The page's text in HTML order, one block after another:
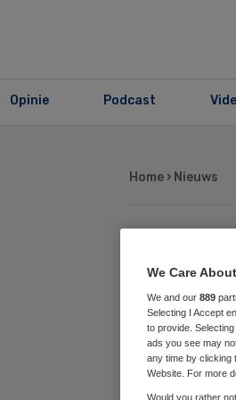
Opinie Podcast
Home › Nieuws
55
We Care
We and our 889
Selecting I Accept
to provide.
ads you see may
any time by clicking
Website. For more
Would you rather